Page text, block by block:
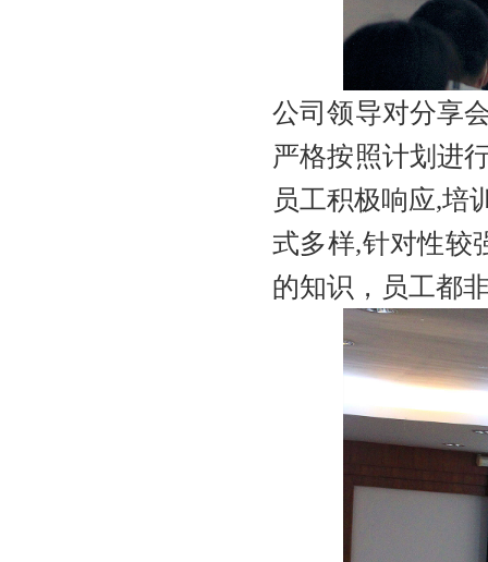
公司领导对分享
严格按照计划进
员工积极响应,培
式多样,针对性较
的知识，员工都